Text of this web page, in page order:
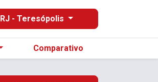
RJ - Teresópolis
Comparativo